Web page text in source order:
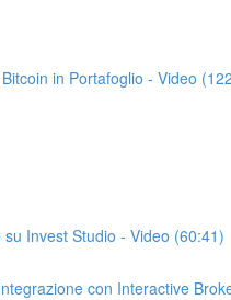
in Portafoglio - Video
Invest Studio - Video (60:41)
con Interactive